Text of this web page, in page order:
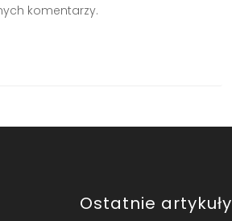
komentarzy.
Ostatnie artykuły